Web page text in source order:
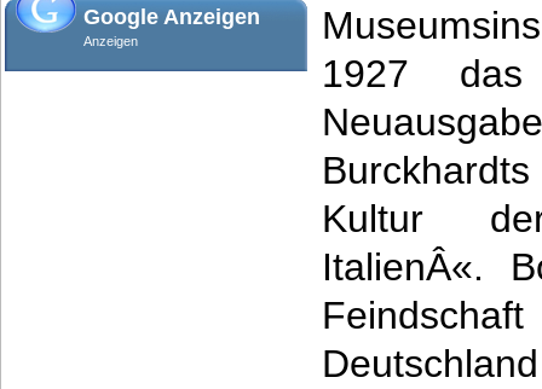
Google Anzeigen
Anzeigen
1927
Kultur
ItalienÂ«.